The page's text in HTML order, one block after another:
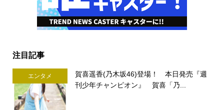
注目記事
エンタメ
賀喜遥香(乃木坂46)登場！ 本日発売『週
刊少年チャンピオン』 賀喜「乃...